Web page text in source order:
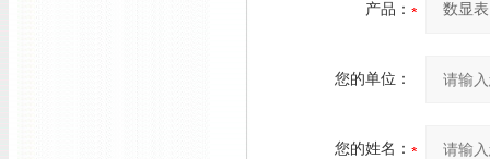
产品：
您的单位：
您的姓名：